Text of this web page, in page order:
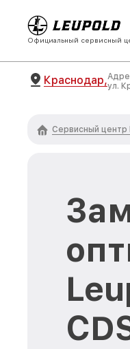
Официальный сервисный
Краснодар,ул.
Сервисный центр